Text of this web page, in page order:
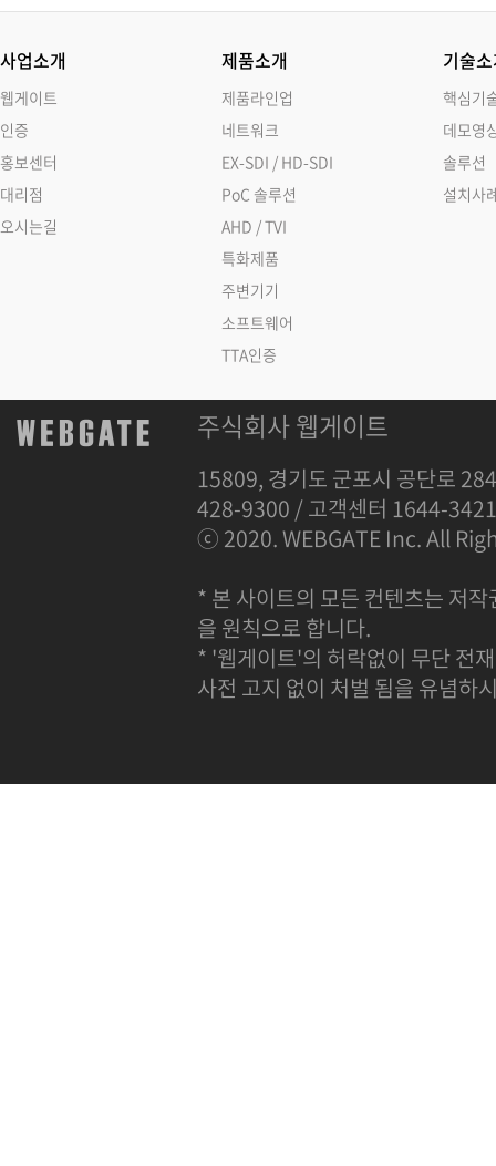
사업소개
웹게이트
인증
홍보센터
대리점
오시는길
제품소개
제품라인업
네트워크
EX-SDI / HD-SDI
PoC 솔루션
AHD / TVI
특화제품
주변기기
소프트웨어
TTA인증
기술
핵심기
데모영
솔루션
설치사
주식회사 웹게이트
15809, 경기도 군포시 공단로
428-9300 / 고객센터 1644-
ⓒ 2020. WEBGATE Inc. All
* 본 사이트의 모든 컨텐츠는 저
을 원칙으로 합니다.
* '웹게이트'의 허락없이 무단 전
사전 고지 없이 처벌 됨을 유념하